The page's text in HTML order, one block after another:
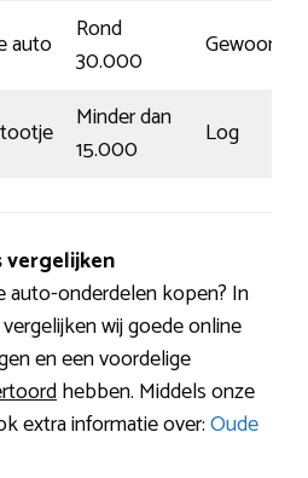
auto
Rond
30.000
Gewoon
Minder dan
15.000
Log
vergelijken
onderdelen kopen? In
wij goede online
en een voordelige
hebben. Middels onze
extra informatie over:Oude